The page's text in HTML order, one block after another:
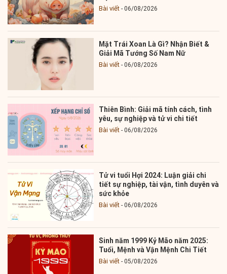
Bài viết 06/08/2026
Mặt Trái Xoan Là Gì? Nhận Biết &
Giải Mã Tướng Số Nam Nữ
Bài viết 06/08/2026
Thiên Bình: Giải mã tính cách, tình
yêu, sự nghiệp và tử vi chi tiết
Bài viết 06/08/2026
Tử vi tuổi Hợi 2024: Luận giải chi
tiết sự nghiệp, tài vận, tình duyên và
sức khỏe
Bài viết 06/08/2026
Sinh năm 1999 Kỷ Mão năm 2025:
Tuổi, Mệnh và Vận Mệnh Chi Tiết
Bài viết 05/08/2026